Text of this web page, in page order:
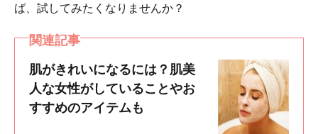
ば、試してみたくなりませんか？
関連記事
肌がきれいになるには？肌美
人な女性がしていることやお
すすめのアイテムも